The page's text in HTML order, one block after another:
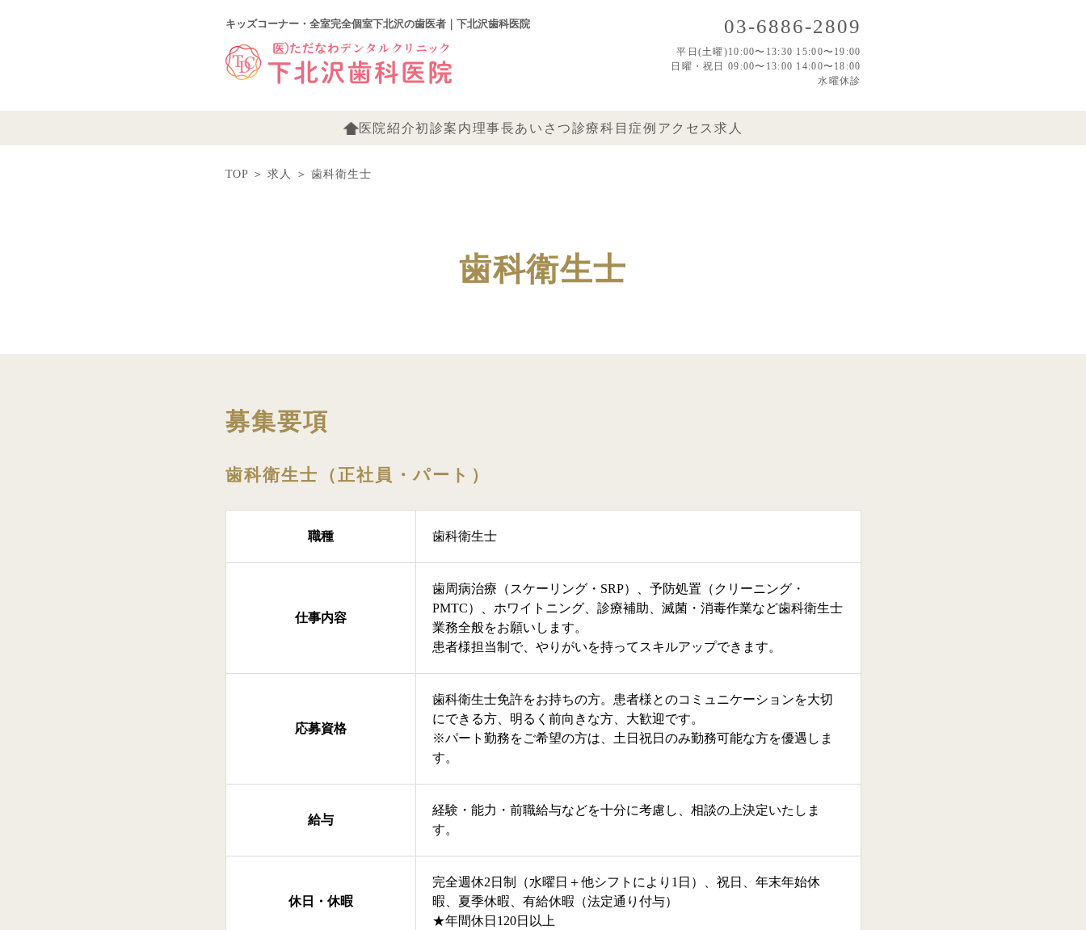
キッズコーナー・全室完全個室下北沢の歯医者｜下北沢歯科医院 03-6886-2809
平日(土曜)10:00〜13:30 15:00〜19:00
日曜・祝日 09:00〜13:00 14:00〜18:00
水曜休診
医院紹介初診案内理事長あいさつ診療科目症例 アクセス 求人
TOP＞求人 ＞歯科衛生士
歯科衛生士
募集要項
歯科衛生士（正社員・パート）
職種 歯科衛生士
仕事内容
歯周病治療（スケーリング・SRP）、予防処置（クリーニング・
PMTC）、ホワイトニング、診療補助、滅菌・消毒作業など歯科衛生士
業務全般をお願いします。
患者様担当制で、やりがいを持ってスキルアップできます。
応募資格
歯科衛生士免許をお持ちの方。患者様とのコミュニケーションを大切
にできる方、明るく前向きな方、大歓迎です。
※パート勤務をご希望の方は、土日祝日のみ勤務可能な方を優遇しま
す。
給与
経験・能力・前職給与などを十分に考慮し、相談の上決定いたしま
す。
休日・休暇
完全週休2日制（水曜日＋他シフトにより1日）、祝日、年末年始休
暇、夏季休暇、有給休暇（法定通り付与）
★年間休日120日以上